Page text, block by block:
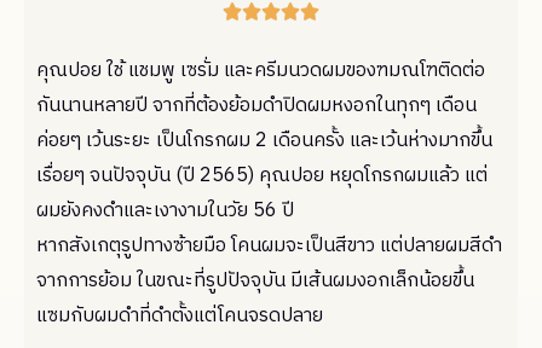

คุณปอย ใช้ แชมพู เซรั่ม และครีมนวดผมของฑมณโฑติดต่อ
กันนานหลายปี จากที่ต้องย้อมดำปิดผมหงอกในทุกๆ เดือน
ค่อยๆ เว้นระยะ เป็นโกรกผม 2 เดือนครั้ง และเว้นห่างมากขึ้น
เรื่อยๆ จนปัจจุบัน (ปี 2565) คุณปอย หยุดโกรกผมแล้ว แต่
ผมยังคงดำและเงางามในวัย 56 ปี
หากสังเกตุรูปทางซ้ายมือ โคนผมจะเป็นสีขาว แต่ปลายผมสีดำ
จากการย้อม ในขณะที่รูปปัจจุบัน มีเส้นผมงอกเล็กน้อยขึ้น
แซมกับผมดำที่ดำตั้งแต่โคนจรดปลาย